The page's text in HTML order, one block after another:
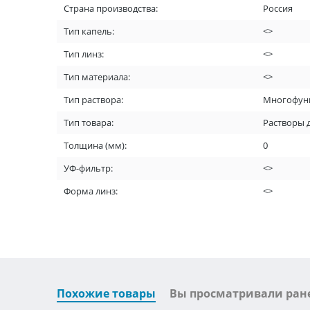
Страна производства:
Россия
Тип капель:
<>
Тип линз:
<>
Тип материала:
<>
Тип раствора:
Тип товара:
Растворы
Толщина (мм):
0
УФ-фильтр:
<>
Форма линз:
<>
Похожие товары Вы просматривали